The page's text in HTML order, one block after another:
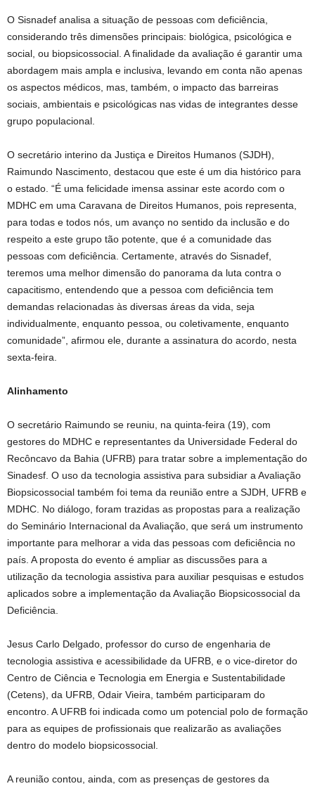
O Sisnadef analisa a situação de pessoas com deficiência,
considerando três dimensões principais: biológica, psicológica e
social, ou biopsicossocial. A finalidade da avaliação é garantir uma
abordagem mais ampla e inclusiva, levando em conta não apenas
os aspectos médicos, mas, também, o impacto das barreiras
sociais, ambientais e psicológicas nas vidas de integrantes desse
grupo populacional.
O secretário interino da Justiça e Direitos Humanos (SJDH),
Raimundo Nascimento, destacou que este é um dia histórico para
o estado. “É uma felicidade imensa assinar este acordo com o
MDHC em uma Caravana de Direitos Humanos, pois representa,
para todas e todos nós, um avanço no sentido da inclusão e do
respeito a este grupo tão potente, que é a comunidade das
pessoas com deficiência. Certamente, através do Sisnadef,
teremos uma melhor dimensão do panorama da luta contra o
capacitismo, entendendo que a pessoa com deficiência tem
demandas relacionadas às diversas áreas da vida, seja
individualmente, enquanto pessoa, ou coletivamente, enquanto
comunidade”, afirmou ele, durante a assinatura do acordo, nesta
sexta-feira.
Alinhamento
O secretário Raimundo se reuniu, na quinta-feira (19), com
gestores do MDHC e representantes da Universidade Federal do
Recôncavo da Bahia (UFRB) para tratar sobre a implementação do
Sinadesf. O uso da tecnologia assistiva para subsidiar a Avaliação
Biopsicossocial também foi tema da reunião entre a SJDH, UFRB e
MDHC. No diálogo, foram trazidas as propostas para a realização
do Seminário Internacional da Avaliação, que será um instrumento
importante para melhorar a vida das pessoas com deficiência no
país. A proposta do evento é ampliar as discussões para a
utilização da tecnologia assistiva para auxiliar pesquisas e estudos
aplicados sobre a implementação da Avaliação Biopsicossocial da
Deficiência.
Jesus Carlo Delgado, professor do curso de engenharia de
tecnologia assistiva e acessibilidade da UFRB, e o vice-diretor do
Centro de Ciência e Tecnologia em Energia e Sustentabilidade
(Cetens), da UFRB, Odair Vieira, também participaram do
encontro. A UFRB foi indicada como um potencial polo de formação
para as equipes de profissionais que realizarão as avaliações
dentro do modelo biopsicossocial.
A reunião contou, ainda, com as presenças de gestores da